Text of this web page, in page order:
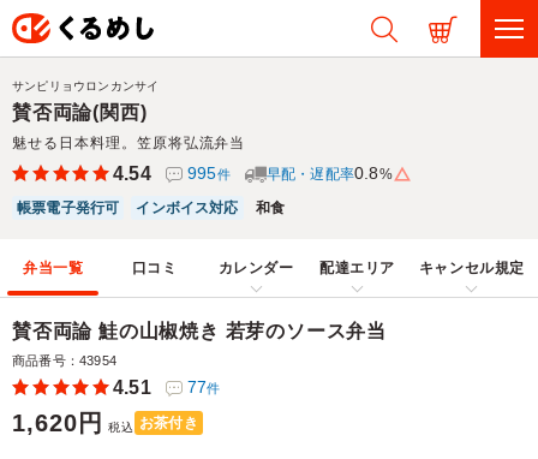
賛否両論(関西)
魅せる日本料理。笠原将弘流弁当
サンピリョウロンカンサイ
4.54 995件 早配・遅配率0.8%
帳票電子発行可
インボイス対応 和食
弁当一覧 口コミ カレンダー 配達エリア キャンセル規定
賛否両論 鮭の山椒焼き 若芽のソース弁当
商品番号：43954
4.51 77件
1,620円 税込 お茶付き